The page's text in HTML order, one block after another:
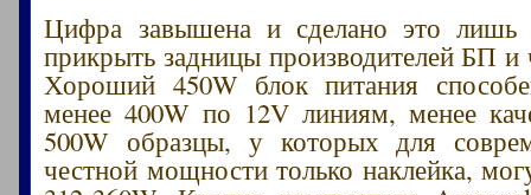
Цифра завышена и сделано это лишь
прикрыть задницы производителей БП и
Хороший 450W блок питания
менее 400W по 12V линиям, менее
500W образцы, у которых для
честной мощности только наклейка,